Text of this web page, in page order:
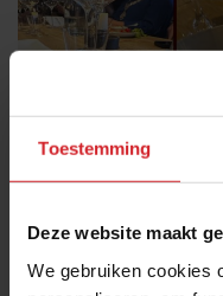
Toestemming
Deze website maakt
We gebruiken cookies